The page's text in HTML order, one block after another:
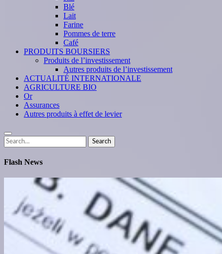
Blé
Lait
Farine
Pommes de terre
Café
PRODUITS BOURSIERS
Produits de l’investissement
Autres produits de l’investissement
ACTUALITÉ INTERNATIONALE
AGRICULTURE BIO
Or
Assurances
Autres produits à effet de levier
Search
for:
Search
Flash News